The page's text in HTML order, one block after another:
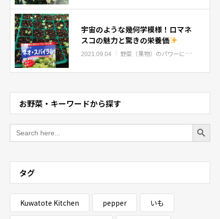
宇宙のような幾何学模様！ロマネ
スコの魅力と驚きの栄養価
2021.09.04 野菜（果物）のパワーについて
お野菜・キーワードから探す
Search
for:
Search Button
タグ
Kuwatote Kitchen pepper いも